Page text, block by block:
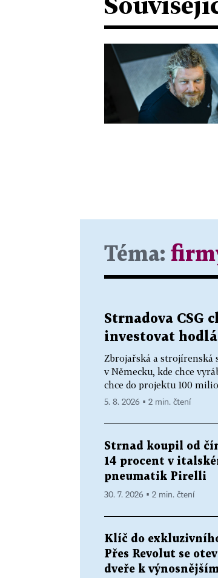
Téma:
Strnadova CSG
investovat
Zbrojařská a strojírenská
v Německu, kde chce
chce do projektu 100
5. 8. 2026 ▪ 2 min. čtení
Strnad koupil od
14 procent v
pneumatik Pirelli
30. 7. 2026 ▪ 2 min. čtení
Klíč do
Přes Revolut se
dveře k